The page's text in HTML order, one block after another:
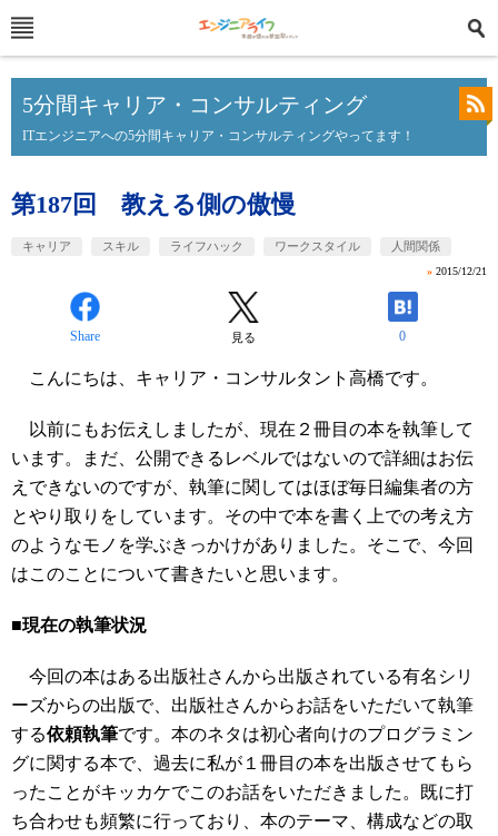
5分間キャリア・コンサルティング
ITエンジニアへの5分間キャリア・コンサルティングやってます！
第187回 教える側の傲慢
キャリア スキル ライフハック ワークスタイル 人間関係
» 2015/12/21
Share 見る 0
こんにちは、キャリア・コンサルタント高橋です。
以前にもお伝えしましたが、現在２冊目の本を執筆して
います。まだ、公開できるレベルではないので詳細はお伝
えできないのですが、執筆に関してはほぼ毎日編集者の方
とやり取りをしています。その中で本を書く上での考え方
のようなモノを学ぶきっかけがありました。そこで、今回
はこのことについて書きたいと思います。
■現在の執筆状況
今回の本はある出版社さんから出版されている有名シリ
ーズからの出版で、出版社さんからお話をいただいて執筆
する依頼執筆です。本のネタは初心者向けのプログラミン
グに関する本で、過去に私が１冊目の本を出版させてもら
ったことがキッカケでこのお話をいただきました。既に打
ち合わせも頻繁に行っており、本のテーマ、構成などの取